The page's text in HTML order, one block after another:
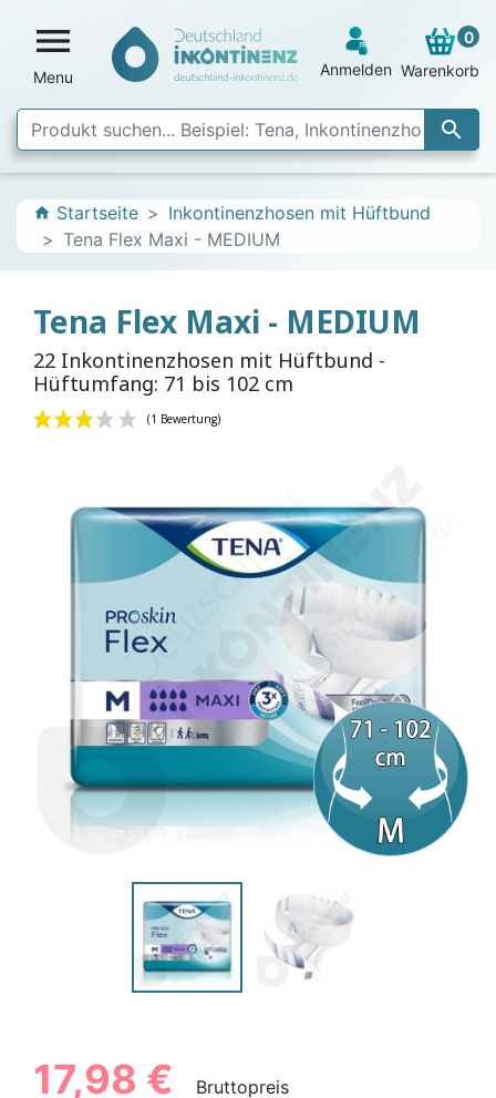

Menu

Anmelden
0
Warenkorb
home Startseite
Inkontinenzhosen mit Hüftbund
Tena Flex Maxi - MEDIUM
Tena Flex Maxi - MEDIUM
22 Inkontinenzhosen mit Hüftbund -
Hüftumfang: 71 bis 102 cm
17,98 € Bruttopreis